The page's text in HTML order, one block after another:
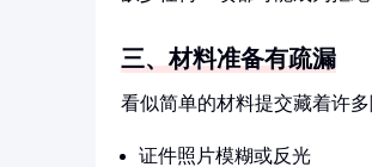
三、材料准备有疏漏
看似简单的材料提交藏着许多
证件照片模糊或反光